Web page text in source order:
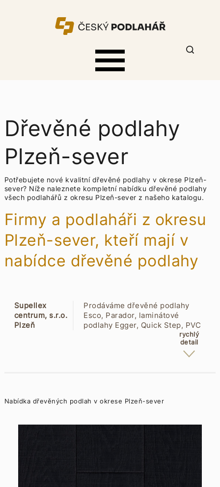
Dřevěné podlahy
Plzeň-sever
Potřebujete nové kvalitní dřevěné podlahy v okrese Plzeň-
sever? Níže naleznete kompletní nabídku dřevěné podlahy
všech podlahářů z okresu Plzeň-sever z našeho katalogu.
Firmy a podlaháři z okresu
Plzeň-sever, kteří mají v
nabídce dřevěné podlahy
Supellex
centrum, s.r.o.
Plzeň
Prodáváme dřevěné podlahy
Esco, Parador, laminátové
podlahy Egger, Quick Step, PVC
podlahy, vinylové podlahy –
DesignArt, wineo, Parador,
VinylComfort, Thermofix. Dále
rychlý
detail
Nabídka dřevěných podlah v okrese Plzeň-sever